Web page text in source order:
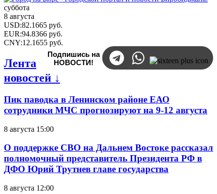
суббота
8 августа
USD:82.1665 руб.
EUR:94.8366 руб.
CNY:12.1655 руб.
Подпишись на
НОВОСТИ!
Лента
новостей ↓
Пик паводка в Ленинском районе ЕАО
сотрудники МЧС прогнозируют на 9-12 августа
8 августа 15:00
О поддержке СВО на Дальнем Востоке рассказал
полномочный представитель Президента РФ в
ДФО Юрий Трутнев главе государства
8 августа 12:00